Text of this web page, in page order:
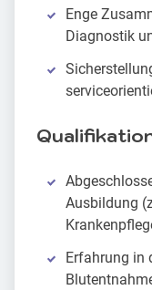
Enge
Diagnostik
Ausbildung
Erfahrung in